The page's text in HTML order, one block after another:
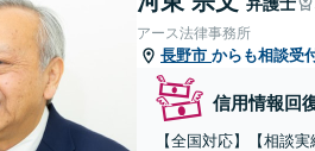
アース法律事務所
長野市 からも相談受
信用情報回
【全国対応】【相談